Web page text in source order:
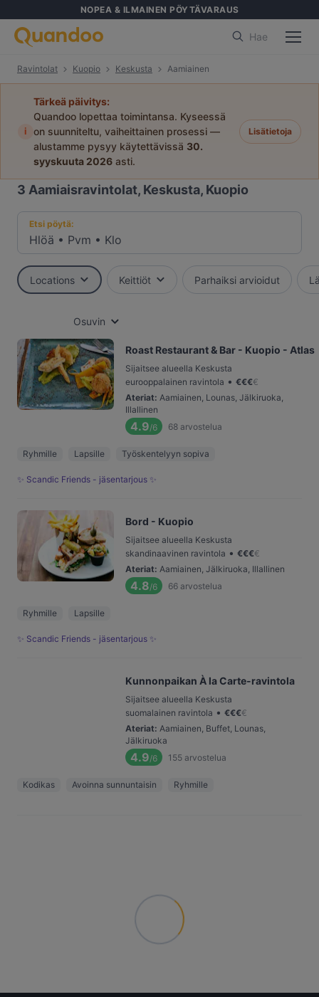
NOPEA & ILMAINEN PÖYTÄVARAUS
Hae
Ravintolat Kuopio Keskusta Aamiainen
i
Tärkeä päivitys:
Quandoo lopettaa toimintansa. Kyseessä
on suunniteltu, vaiheittainen prosessi —
alustamme pysyy käytettävissä 30.
syyskuuta 2026 asti.
Lisätietoja
3 Aamiaisravintolat, Keskusta, Kuopio
Etsi pöytä:
Hlöä • Pvm • Klo
Locations Keittiöt Parhaiksi arvioidut
Osuvin
Roast Restaurant & Bar - Kuopio - Atlas
Sijaitsee alueella Keskusta
eurooppalainen ravintola • €€€€
Ateriat: Aamiainen, Lounas, Jälkiruoka,
Illallinen
4.9/6 68 arvostelua
Ryhmille Lapsille Työskentelyyn sopiva
✨ Scandic Friends - jäsentarjous ✨
Bord - Kuopio
Sijaitsee alueella Keskusta
skandinaavinen ravintola • €€€€
Ateriat: Aamiainen, Jälkiruoka, Illallinen
4.8/6 66 arvostelua
Ryhmille Lapsille
✨ Scandic Friends - jäsentarjous ✨
Kunnonpaikan À la Carte-ravintola
Sijaitsee alueella Keskusta
suomalainen ravintola • €€€€
Ateriat: Aamiainen, Buffet, Lounas,
Jälkiruoka
4.9/6 155 arvostelua
Kodikas Avoinna sunnuntaisin Ryhmille